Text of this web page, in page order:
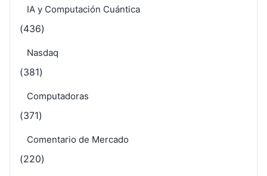
IA y Computación Cuántica
(436)
Nasdaq
(381)
Computadoras
(371)
Comentario de Mercado
(220)